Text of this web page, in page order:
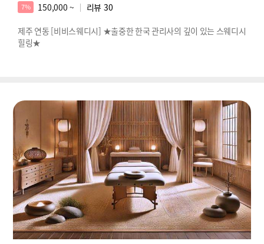
7% 150,000 ~ 리뷰 30
제주 연동 [비비스웨디시] ★출중한 한국 관리사의 깊이 있는 스웨디시
힐링★